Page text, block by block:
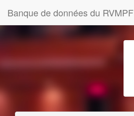
Banque de données du RVMPF